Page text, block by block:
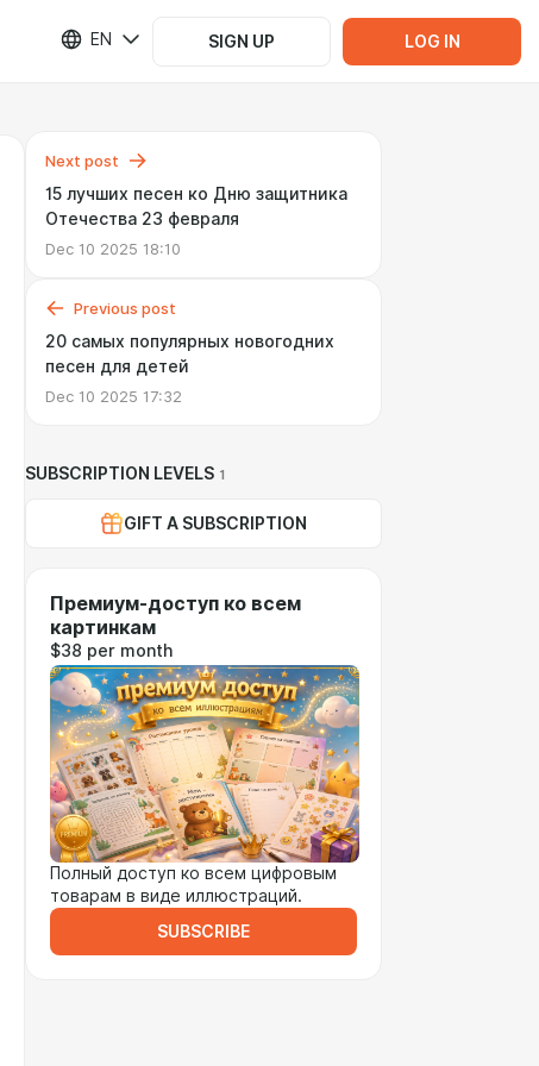
EN SIGN UP LOG IN
Next post
15 лучших песен ко Дню защитника
Отечества 23 февраля
Dec 10 2025 18:10
Previous post
20 самых популярных новогодних
песен для детей
Dec 10 2025 17:32
SUBSCRIPTION LEVELS 1
GIFT A SUBSCRIPTION
Премиум-доступ ко всем
картинкам
$38 per month
Полный доступ ко всем цифровым
товарам в виде иллюстраций.
SUBSCRIBE